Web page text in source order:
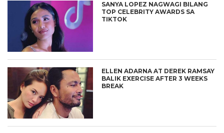
SANYA LOPEZ NAGWAGI BILANG
TOP CELEBRITY AWARDS SA
TIKTOK
ELLEN ADARNA AT DEREK RAMSAY
BALIK EXERCISE AFTER 3 WEEKS
BREAK